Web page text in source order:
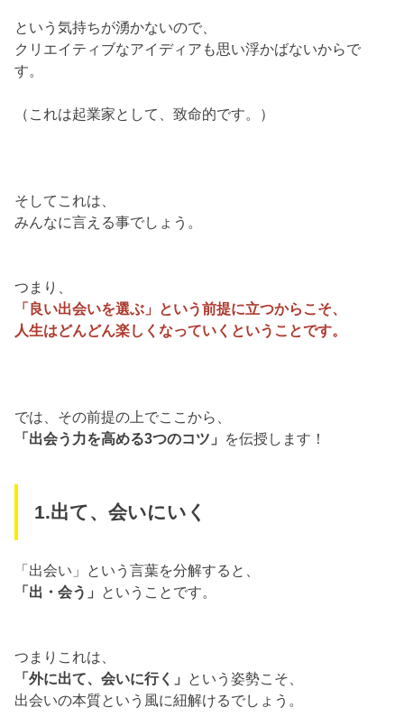
という気持ちが湧かないので、
クリエイティブなアイディアも思い浮かばないからで
す。
（これは起業家として、致命的です。）
そしてこれは、
みんなに言える事でしょう。
つまり、
「良い出会いを選ぶ」という前提に立つからこそ、
人生はどんどん楽しくなっていくということです。
では、その前提の上でここから、
「出会う力を高める3つのコツ」 を伝授します！
1.出て、会いにいく
「出会い」という言葉を分解すると、
「出・会う」 ということです。
つまりこれは、
「外に出て、会いに行く」 という姿勢こそ、
出会いの本質という風に紐解けるでしょう。